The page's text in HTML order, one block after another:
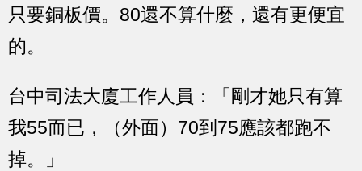
只要銅板價。80還不算什麼，還有更便宜
的。
台中司法大廈工作人員：「剛才她只有算
我55而已，（外面）70到75應該都跑不
掉。」